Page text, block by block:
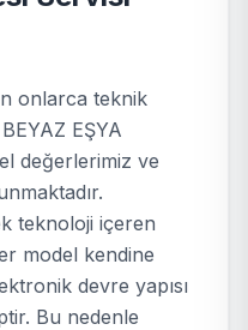
onlarca teknik
EŞYA
değerlerimiz ve
teknoloji içeren
model kendine
devre yapısı
Bu nedenle